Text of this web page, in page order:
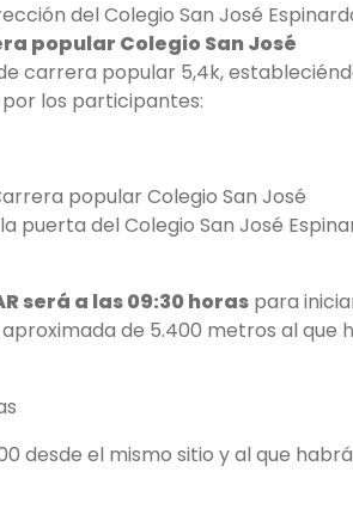
del Colegio San José
popular Colegio San José
carrera popular 5,4k,
los participantes:
popular Colegio San José
puerta del Colegio San José
será a las 09:30 horas para
de 5.400 metros al que
desde el mismo sitio y al que